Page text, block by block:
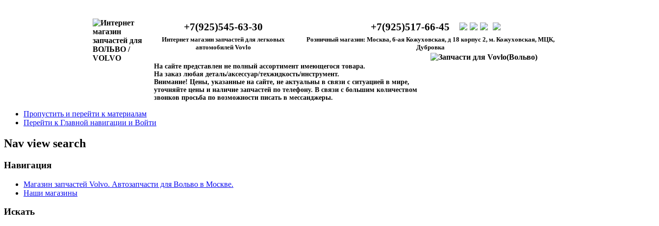
+7(925)545-63-30
Интернет магазин запчастей для легковых
автомобилей Vovlo
+7(925)517-66-45
Розничный магазин: Москва, 6-ая Кожуховская, д 18 корпус 2, м. Кожуховская, МЦК,
Дубровка
На сайте представлен не полный ассортимент имеющегося товара.
На заказ любая деталь/аксессуар/техжидкость/инструмент.
Внимание! Цены, указанные на сайте, не актуальны в связи с ситуацией в мире,
уточняйте цены и наличие запчастей по телефону. В связи с большим количеством
звонков просьба по возможности писать в мессанджеры.
Пропустить и перейти к материалам
Перейти к Главной навигации и Войти
Nav view search
Навигация
Магазин запчастей Volvo. Автозапчасти для Вольво в Москве.
Наши магазины
Искать